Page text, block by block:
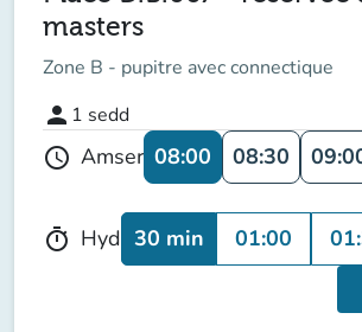
masters
Zone B - pupitre avec connectique
person 1 sedd
schedule Amser 08:00 08:30
timer Hyd 30 min 01:00